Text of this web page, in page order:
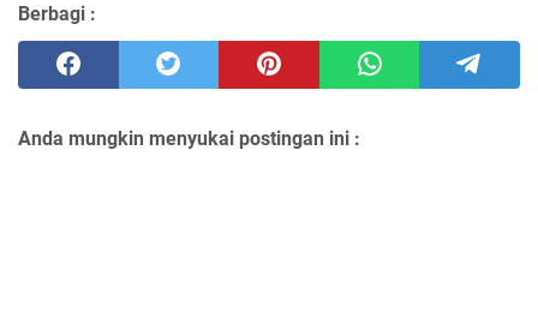
Berbagi :
Anda mungkin menyukai postingan ini :